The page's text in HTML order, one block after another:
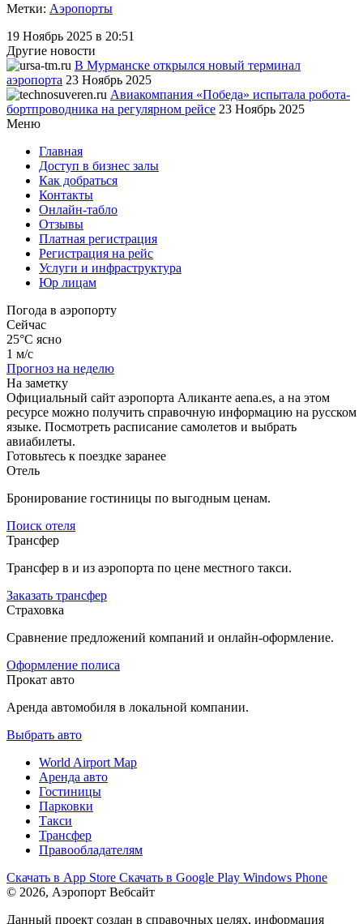
Метки: Аэропорты
19 Ноябрь 2025 в 20:51
Другие новости
В Мурманске открылся новый терминал
аэропорта 23 Ноябрь 2025
Авиакомпания «Победа» испытала робота-
бортпроводника на регулярном рейсе 23 Ноябрь 2025
Меню
Главная
Доступ в бизнес залы
Как добраться
Контакты
Онлайн-табло
Отзывы
Платная регистрация
Регистрация на рейс
Услуги и инфраструктура
Юр лицам
Погода в аэропорту
Сейчас
25°C ясно
1 м/с
Прогноз на неделю
На заметку
Официальный сайт аэропорта Аликанте aena.es, а на этом
ресурсе можно получить справочную информацию на русском
языке. Посмотреть расписание самолетов и выбрать
авиабилеты.
Готовьтесь к поездке заранее
Отель
Бронирование гостиницы по выгодным ценам.
Поиск отеля
Трансфер
Трансфер в и из аэропорта по цене местного такси.
Заказать трансфер
Страховка
Сравнение предложений компаний и онлайн-оформление.
Оформление полиса
Прокат авто
Аренда автомобиля в локальной компании.
Выбрать авто
World Airport Map
Аренда авто
Гостиницы
Парковки
Такси
Трансфер
Правообладателям
Скачать в App Store Скачать в Google Play Windows Phone
© 2026, Аэропорт Вебсайт
Данный проект создан в справочных целях, информация